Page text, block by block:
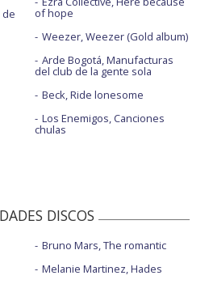
de
of hope
Weezer, Weezer (Gold album)
Arde Bogotá, Manufacturas
del club de la gente sola
Beck, Ride lonesome
Los Enemigos, Canciones
chulas
DISCOS
Bruno Mars, The romantic
Melanie Martinez, Hades